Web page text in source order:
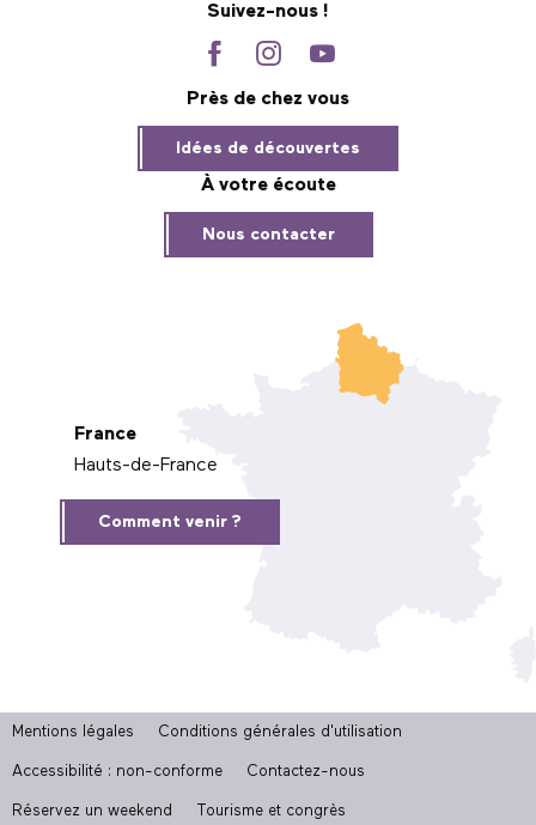
Suivez-nous !
Près de chez vous
Idées de découvertes
À votre écoute
Nous contacter
France
Hauts-de-France
Comment venir ?
Mentions légales Conditions générales d'utilisation
Accessibilité : non-conforme Contactez-nous
Réservez un weekend Tourisme et congrès